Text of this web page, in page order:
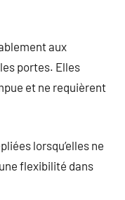
aux
portes. Elles
et ne requièrent
lorsqu’elles ne
flexibilité dans